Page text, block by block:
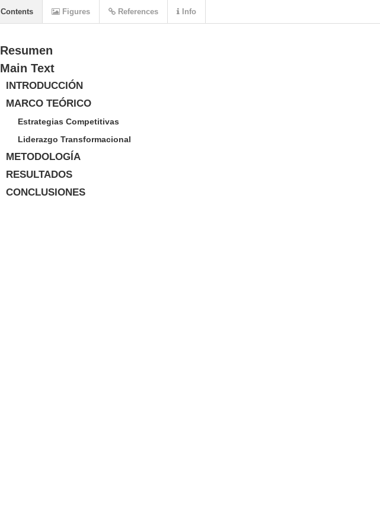
Resumen
Main Text
INTRODUCCIÓN
MARCO TEÓRICO
Estrategias Competitivas
Liderazgo Transformacional
METODOLOGÍA
RESULTADOS
CONCLUSIONES
Contents Figures References Info